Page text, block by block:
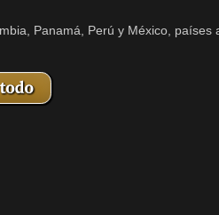
Panamá, Perú y México, países